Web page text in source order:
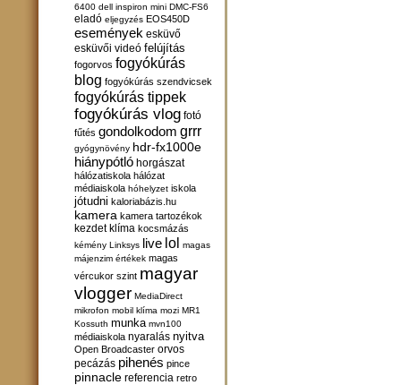
6400 dell inspiron mini DMC-FS6
eladó eljegyzés EOS450D
események esküvő
esküvői videó felújítás
fogorvos fogyókúrás
blog fogyókúrás szendvicsek
fogyókúrás tippek
fogyókúrás vlog fotó
fűtés gondolkodom grrr
gyógynövény hdr-fx1000e
hiánypótló horgászat
hálózatiskola hálózat
médiaiskola hóhelyzet iskola
jótudni kaloriabázis.hu
kamera kamera tartozékok
kezdet klíma kocsmázás
kémény Linksys live lol magas
májenzim értékek magas
vércukor szint magyar
vlogger MediaDirect
mikrofon mobil klíma mozi MR1
Kossuth munka mvn100
médiaiskola nyaralás nyitva
Open Broadcaster orvos
pecázás pihenés pince
pinnacle referencia retro